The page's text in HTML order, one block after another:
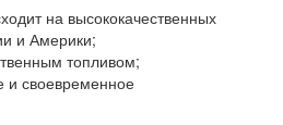
на высококачественных
и Америки;
топливом;
и своевременное